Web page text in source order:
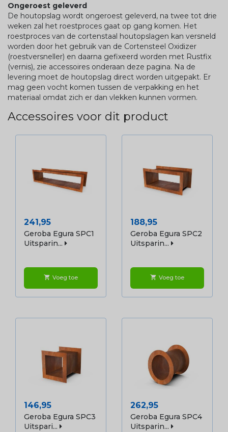
Ongeroest geleverd
De houtopslag wordt ongeroest geleverd, na twee tot drie
weken zal het roestproces gaat op gang komen. Het
roestproces van de cortenstaal houtopslagen kan versneld
worden door het gebruik van de Cortensteel Oxidizer
(roestversneller) en daarna gefixeerd worden met Rustfix
(vernis), zie accessoires onderaan deze pagina. Na de
levering moet de houtopslag direct worden uitgepakt. Er
mag geen vocht komen tussen de verpakking en het
materiaal omdat zich er dan vlekken kunnen vormen.
Accessoires voor dit product
Prijs
241,95
Geroba Egura SPC1
Uitsparin...
shopping_cart Voeg toe
Prijs
188,95
Geroba Egura SPC2
Uitsparin...
shopping_cart Voeg toe
Prijs
146,95
Geroba Egura SPC3
Uitspari...
Prijs
262,95
Geroba Egura SPC4
Uitsparin...